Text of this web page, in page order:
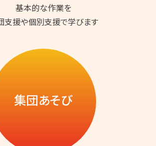
基本的な作業を
支援や個別支援で学びます
集団あそび